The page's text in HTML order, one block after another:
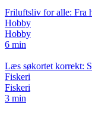
Friluftsliv for alle: Fra
Hobby
Hobby
6 min
Læs søkortet korrekt:
Fiskeri
Fiskeri
3 min